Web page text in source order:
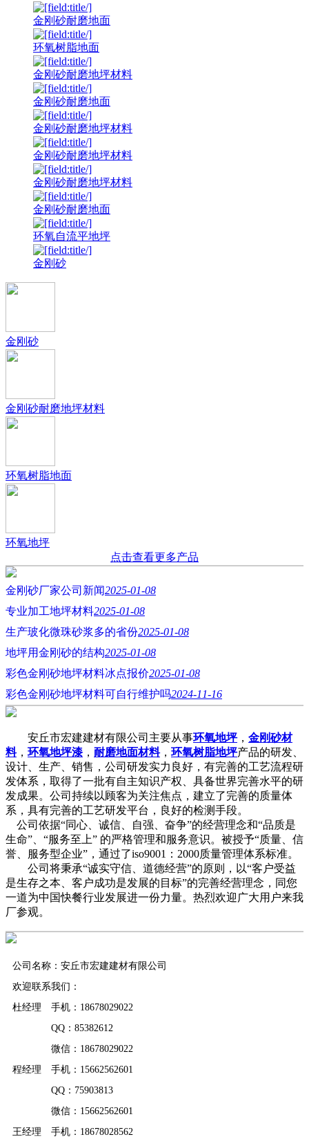
金刚砂耐磨地面
环氧树脂地面
金刚砂耐磨地坪材料
金刚砂耐磨地面
金刚砂耐磨地坪材料
金刚砂耐磨地坪材料
金刚砂耐磨地坪材料
金刚砂耐磨地面
环氧自流平地坪
金刚砂
金刚砂
金刚砂耐磨地坪材料
环氧树脂地面
环氧地坪
点击查看更多产品
金刚砂厂家公司新闻2025-01-08
专业加工地坪材料2025-01-08
生产玻化微珠砂浆多的省份2025-01-08
地坪用金刚砂的结构2025-01-08
彩色金刚砂地坪材料冰点报价2025-01-08
彩色金刚砂地坪材料可自行维护吗2024-11-16
安丘市宏建建材有限公司主要从事环氧地坪， 金刚砂材
料， 环氧地坪漆 ， 耐磨地面材料， 环氧树脂地坪产品的研发、
设计、生产、销售，公司研发实力良好，有完善的工艺流程研
发体系，取得了一批有自主知识产权、具备世界完善水平的研
发成果。公司持续以顾客为关注焦点，建立了完善的质量体
系，具有完善的工艺研发平台，良好的检测手段。
公司依据“同心、诚信、自强、奋争”的经营理念和“品质是
生命”、“服务至上” 的严格管理和服务意识。被授予“质量、信
誉、服务型企业”，通过了iso9001：2000质量管理体系标准。
公司将秉承“诚实守信、道德经营”的原则，以“客户受益
是生存之本、客户成功是发展的目标”的完善经营理念，同您
一道为中国快餐行业发展进一份力量。热烈欢迎广大用户来我
厂参观。
公司名称：安丘市宏建建材有限公司
欢迎联系我们：
杜经理 手机：18678029022
QQ：85382612
微信：18678029022
程经理 手机：15662562601
QQ：75903813
微信：15662562601
王经理 手机：18678028562